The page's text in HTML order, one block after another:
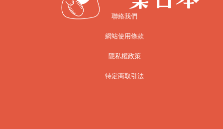
聯絡我們
網站使用條款
隱私權政策
特定商取引法